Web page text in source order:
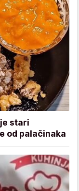
stari
od palačinaka